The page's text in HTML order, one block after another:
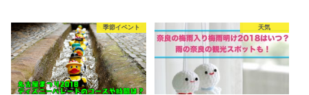
季節イベント 天気